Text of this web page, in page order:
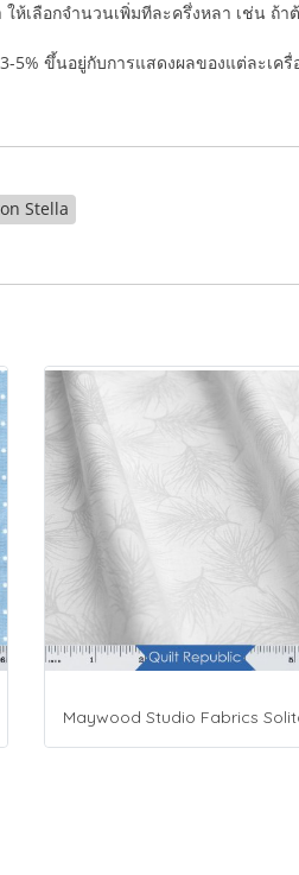
ห้เลือกจำนวนเพิ่มทีละครึ่งหลา เช่น ถ้
5% ขึ้นอยู่กับการแสดงผลของแต่ละเครื่
Stella